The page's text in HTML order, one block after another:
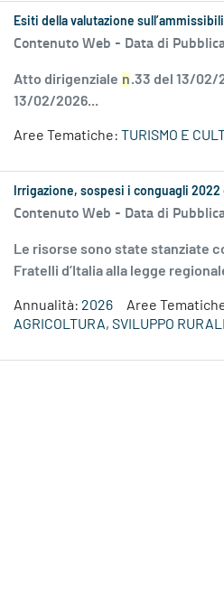
Esiti della valutazione
Contenuto Web - Data di
Atto dirigenziale n.33 del 13/02/
13/02/2026...
Aree Tematiche: TURISMO E
Irrigazione, sospesi i conguagli 2022
Contenuto Web - Data di
Le risorse sono state stanziate
Fratelli d’Italia alla legge
Annualità: 2026 Aree
AGRICOLTURA, SVILUPPO